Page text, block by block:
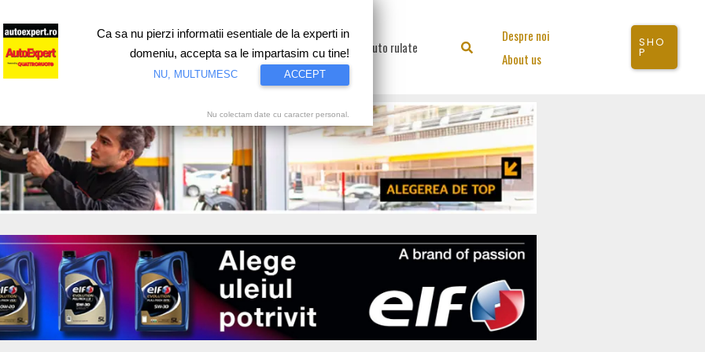
Test drive Motorsport Proiecte speciale Video Auto rulate Search
Despre noi
About us
SHO
P
Ca sa nu pierzi informatii esentiale de la experti in
domeniu, accepta sa le impartasim cu tine!
NU, MULTUMESC ACCEPT
Nu colectam date cu caracter personal.